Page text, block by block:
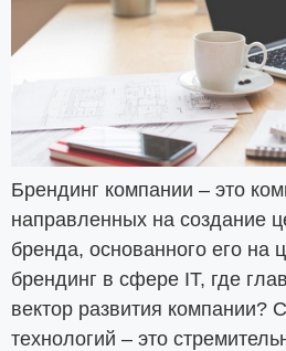
Брендинг компании – это
направленных на создание
бренда, основанного его на
брендинг в сфере IT, где
вектор развития компании?
технологий – это